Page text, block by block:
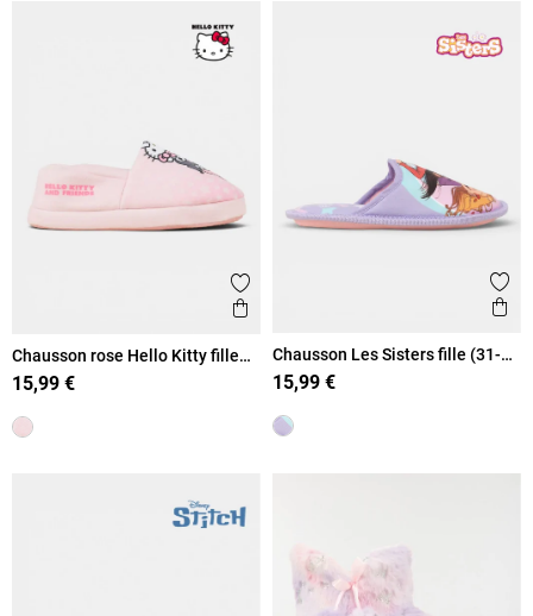
Ajouter aux favoris
Aperçu rapide
Chausson rose Hello Kitty fille
(31-36)
15,99 €
Chausson Les Sisters fille (31-
36)
15,99 €